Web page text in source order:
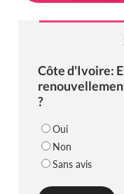
Côte d'Ivoire:
?
Oui
Non
Sans avis